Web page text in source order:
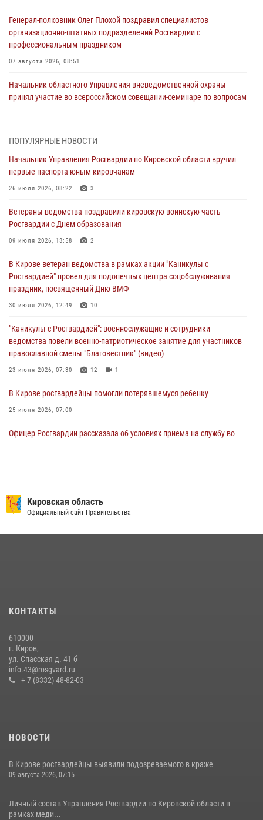
Генерал-полковник Олег Плохой поздравил специалистов
организационно-штатных подразделений Росгвардии с
профессиональным праздником
07 августа 2026, 08:51
Начальник областного Управления вневедомственной охраны
принял участие во всероссийском совещании-семинаре по вопросам
инструмента
07 августа 2026, 08:39
хулиганстве
06 августа 2026, 07:00
почетные знаки и грамоты росгвардейцам (видео)
05 августа 2026, 11:00
В Кирове росгвардейцы задержали подозреваемую в сбыте
04 августа 2026, 09:30
ПОПУЛЯРНЫЕ НОВОСТИ
Начальник Управления Росгвардии по Кировской области вручил
первые паспорта юным кировчанам
26 июля 2026, 08:22 3
Ветераны ведомства поздравили кировскую воинскую часть
Росгвардии с Днем образования
09 июля 2026, 13:58 2
В Кирове ветеран ведомства в рамках акции "Каникулы с
Росгвардией" провел для подопечных центра соцобслуживания
праздник, посвященный Дню ВМФ
30 июля 2026, 12:49 10
"Каникулы с Росгвардией": военнослужащие и сотрудники
ведомства повели военно-патриотическое занятие для участников
православной смены "Благовестник" (видео)
23 июля 2026, 07:30 12 1
В Кирове росгвардейцы помогли потерявшемуся ребенку
25 июля 2026, 07:00
Офицер Росгвардии рассказала об условиях приема на службу во
находящегося в розыске
24 июля 2026, 09:01
Кировские росгвардейцы задержали неоднократно судимую
гражданку, подозреваемую в краже
21 июля 2026, 08:20
Кировская область
Официальный сайт Правительства
КОНТАКТЫ
610000
г. Киров,
ул. Спасская д. 41 б
info.43@rosgvard.ru
+ 7 (8332) 48-82-03
НОВОСТИ
В Кирове росгвардейцы выявили подозреваемого в краже
09 августа 2026, 07:15
Личный состав Управления Росгвардии по Кировской области в
рамках меди...